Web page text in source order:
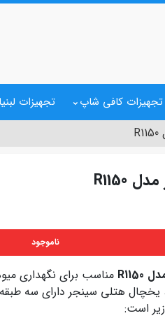
تجهیزات کافی شاپ تجهیزات
ناموجود
مناسب برای نگهداری
یخچال هتلی سینجر دارای سه
است: